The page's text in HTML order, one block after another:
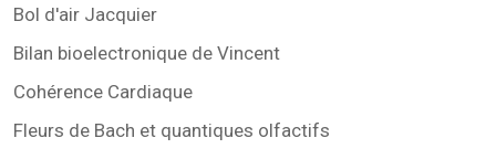
Bol d'air Jacquier
Bilan bioelectronique de Vincent
Cohérence Cardiaque
Fleurs de Bach et quantiques olfactifs